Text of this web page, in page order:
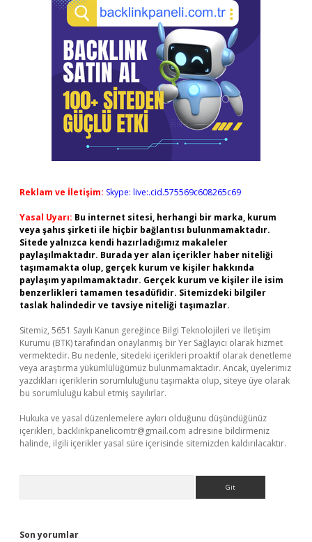
Reklam ve İletişim: Skype: live:.cid.575569c608265c69
Yasal Uyarı: Bu internet sitesi, herhangi bir marka, kurum
veya şahıs şirketi ile hiçbir bağlantısı bulunmamaktadır.
Sitede yalnızca kendi hazırladığımız makaleler
paylaşılmaktadır. Burada yer alan içerikler haber niteliği
taşımamakta olup, gerçek kurum ve kişiler hakkında
paylaşım yapılmamaktadır. Gerçek kurum ve kişiler ile isim
benzerlikleri tamamen tesadüfidir. Sitemizdeki bilgiler
taslak halindedir ve tavsiye niteliği taşımazlar.
Sitemiz, 5651 Sayılı Kanun gereğince Bilgi Teknolojileri ve İletişim
Kurumu (BTK) tarafından onaylanmış bir Yer Sağlayıcı olarak hizmet
vermektedir. Bu nedenle, sitedeki içerikleri proaktif olarak denetleme
veya araştırma yükümlülüğümüz bulunmamaktadır. Ancak, üyelerimiz
yazdıkları içeriklerin sorumluluğunu taşımakta olup, siteye üye olarak
bu sorumluluğu kabul etmiş sayılırlar.
Hukuka ve yasal düzenlemelere aykırı olduğunu düşündüğünüz
içerikleri, backlinkpanelicomtr@gmail.com adresine bildirmeniz
halinde, ilgili içerikler yasal süre içerisinde sitemizden kaldırılacaktır.
Son yorumlar